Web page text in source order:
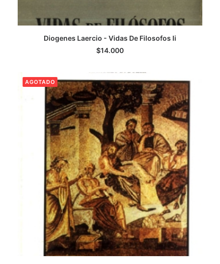
AGREGAR AL CARRITO
Diogenes Laercio - Vidas De Filosofos Ii
$14.000
AGOTADO